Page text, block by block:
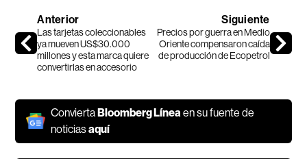
Anterior
Las tarjetas coleccionables
ya mueven US$30.000
millones y esta marca quiere
convertirlas en accesorio
Siguiente
Precios por guerra en Medio
Oriente compensaron caída
de producción de Ecopetrol
ConviertaBloomberg Línea en su fuente de
noticiasaquí